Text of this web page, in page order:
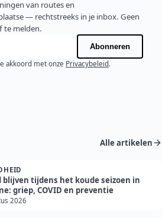
van routes en
— rechtstreeks in je inbox. Geen
te melden.
Abonneren
akkoord met onze Privacybeleid.
Alle artikelen
blijven tijdens het koude seizoen in
griep, COVID en preventie
2026